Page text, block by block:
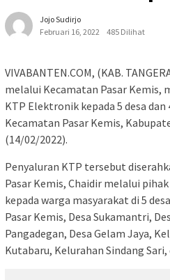
Jojo Sudirjo
Februari 16, 2022
485 Dilihat
VIVABANTEN.COM, (KAB.
melalui Kecamatan Pasar Kemis,
KTP Elektronik kepada 5 desa
Kecamatan Pasar Kemis,
(14/02/2022).
Penyaluran KTP tersebut
Pasar Kemis, Chaidir melalui
kepada warga masyarakat di 5
Pasar Kemis, Desa Sukamantri,
Pangadegan, Desa Gelam Jaya,
Kutabaru, Kelurahan Sindang